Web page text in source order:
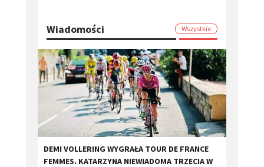
Wiadomości Wszystkie
DEMI VOLLERING WYGRAŁA TOUR DE FRANCE
FEMMES. KATARZYNA NIEWIADOMA TRZECIA W